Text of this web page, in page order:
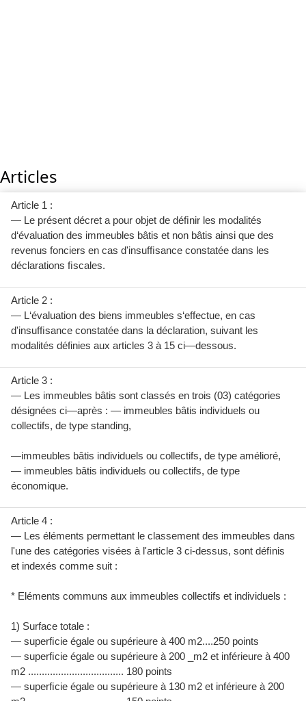
Articles
Article 1 :
— Le présent décret a pour objet de déﬁnir les modalités
d‘évaluation des immeubles bâtis et non bâtis ainsi que des
revenus fonciers en cas d'insufﬁsance constatée dans les
déclarations ﬁscales.
Article 2 :
— L‘évaluation des biens immeubles s‘effectue, en cas
d'insufﬁsance constatée dans la déclaration, suivant les
modalités définies aux articles 3 à 15 ci—dessous.
Article 3 :
— Les immeubles bâtis sont classés en trois (03) catégories
désignées ci—après : — immeubles bâtis individuels ou
collectifs, de type standing,
—immeubles bâtis individuels ou collectifs, de type amélioré,
— immeubles bâtis individuels ou collectifs, de type
économique.
Article 4 :
— Les éléments permettant le classement des immeubles dans
l'une des catégories visées à l'article 3 ci-dessus, sont déﬁnis
et indexés comme suit :
* Eléments communs aux immeubles collectifs et individuels :
1) Surface totale :
— superﬁcie égale ou supérieure à 400 m2....250 points
— superﬁcie égale ou supérieure à 200 _m2 et inférieure à 400
m2 ................................... 180 points
— superﬁcie égale ou supérieure à 130 m2 et inférieure à 200